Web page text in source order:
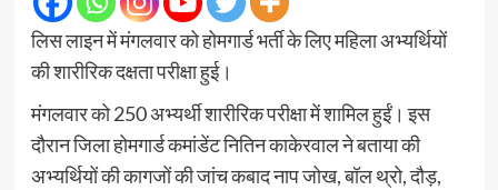
लिस लाइन में मंगलवार को होमगार्ड भर्ती के लिए महिला अभ्यर्थियों
की शारीरिक दक्षता परीक्षा हुई।
मंगलवार को 250 अभ्यर्थी शारीरिक परीक्षा में शामिल हुईं। इस
दौरान जिला होमगार्ड कमांडेंट नितिन काकेरवाल ने बताया की
अभ्यर्थियों की कागजों की जांच कबाद नाप जोख, बॉल थ्रो, दौड़,